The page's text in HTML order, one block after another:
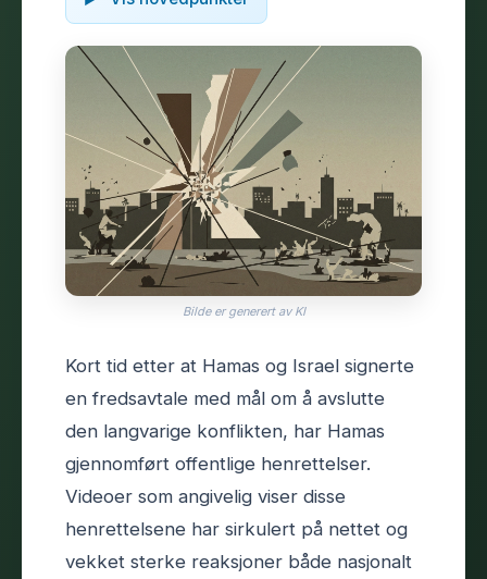
Bilde er generert av KI
Kort tid etter at Hamas og Israel signerte
en fredsavtale med mål om å avslutte
den langvarige konflikten, har Hamas
gjennomført offentlige henrettelser.
Videoer som angivelig viser disse
henrettelsene har sirkulert på nettet og
vekket sterke reaksjoner både nasjonalt